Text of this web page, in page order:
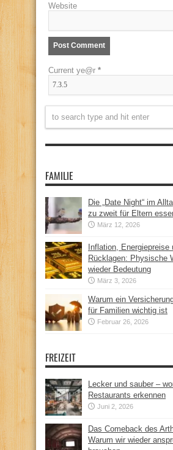
Website
Current ye@r *
FAMILIE
Die „Date Night“ im
zu zweit für Eltern
März 12, 2026
Inflation, Energiepreise
Rücklagen: Physische
wieder Bedeutung
März 3, 2026
Warum ein
für Familien wichtig ist
Februar 26, 2026
FREIZEIT
Lecker und sauber –
Restaurants erkennen
Juni 2, 2026
Das Comeback des
Warum wir wieder